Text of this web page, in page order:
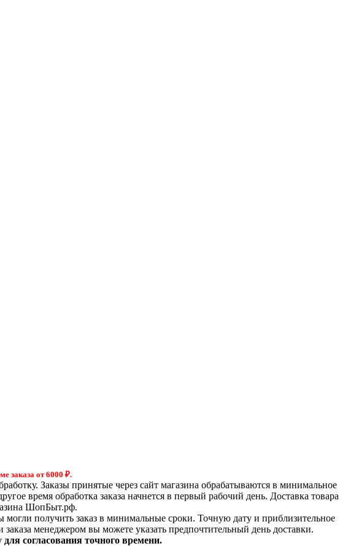
от 6000 ₽.
Заказы принятые через сайт магазина обрабатываются в минимальное
время обработка заказа начнется в первый рабочий день. Доставка товара
ШопБыт.рф.
получить заказ в минимальные сроки. Точную дату и приблизительное
менеджером вы можете указать предпочтительный день доставки.
согласования точного времени.